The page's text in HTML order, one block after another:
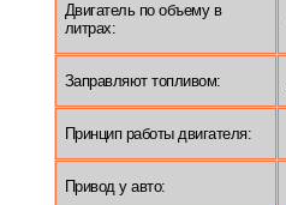
Двигатель по объему в
литрах:
Заправляют топливом:
Принцип работы двигателя:
Привод у авто: